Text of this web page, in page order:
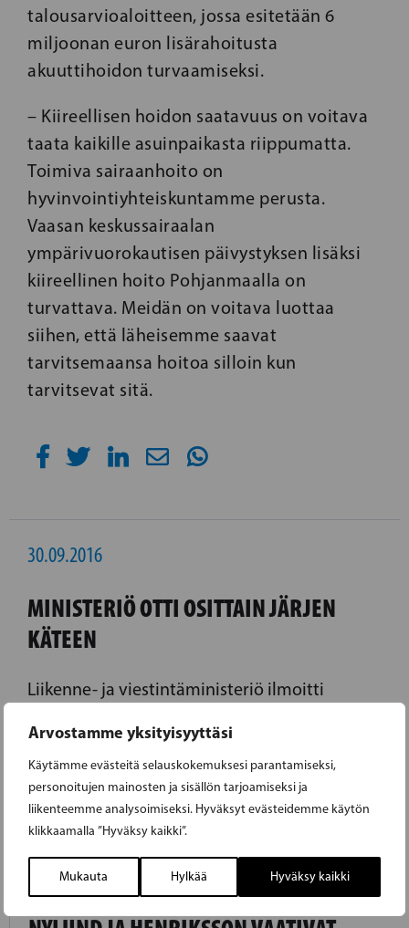
Arvostamme yksityisyyttäsi
Käytämme evästeitä selauskokemuksesi parantamiseksi,
personoitujen mainosten ja sisällön tarjoamiseksi ja
liikenteemme analysoimiseksi. Hyväksyt evästeidemme käytön
klikkaamalla ”Hyväksy kaikki”.
Mukauta Hylkää Hyväksy kaikki
talousarvioaloitteen, jossa esitetään 6
miljoonan euron lisärahoitusta
akuuttihoidon turvaamiseksi.
– Kiireellisen hoidon saatavuus on voitava
taata kaikille asuinpaikasta riippumatta.
Toimiva sairaanhoito on
hyvinvointiyhteiskuntamme perusta.
Vaasan keskussairaalan
ympärivuorokautisen päivystyksen lisäksi
kiireellinen hoito Pohjanmaalla on
turvattava. Meidän on voitava luottaa
siihen, että läheisemme saavat
tarvitsemaansa hoitoa silloin kun
tarvitsevat sitä.
30.09.2016
MINISTERIÖ OTTI OSITTAIN JÄRJEN
KÄTEEN
Liikenne- ja viestintäministeriö ilmoitti
lähijunaliikenteen Siuntioon.
LUE EDELLINEN ARTIKKELI
01.10.2016